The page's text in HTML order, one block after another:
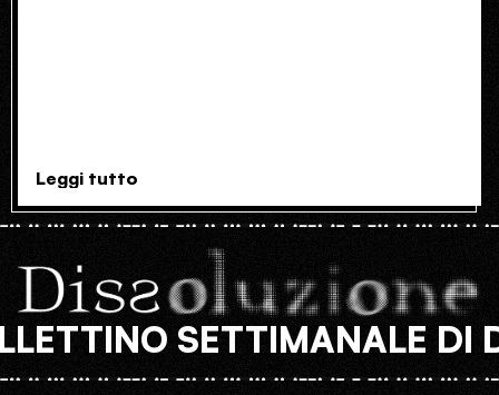
Leggi tutto
BOLLETTINO